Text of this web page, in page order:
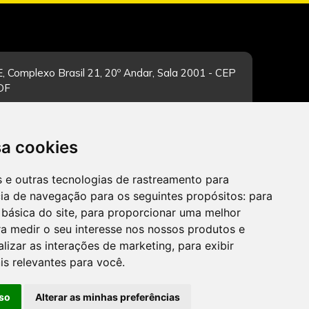
cookies
e outras tecnologias de rastreamento para
de navegação para os seguintes propósitos: para
do site, para proporcionar uma melhor
medir o seu interesse nos nossos produtos e
as interações de marketing, para exibir
relevantes para você.
Alterar as minhas preferências
Complexo Brasil 21, 20º Andar, Sala 2001 - CEP
CADASTRAR